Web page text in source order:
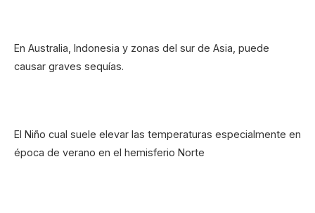
En Australia, Indonesia y zonas del sur de Asia, puede
causar graves sequías.
El Niño cual suele elevar las temperaturas especialmente en
época de verano en el hemisferio Norte